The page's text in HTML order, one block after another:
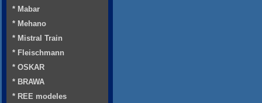
* Mabar
* Mehano
* Mistral Train
* Fleischmann
* OSKAR
* BRAWA
* REE modeles